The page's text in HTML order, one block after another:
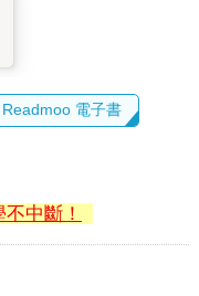
Readmoo 電子書
中斷！